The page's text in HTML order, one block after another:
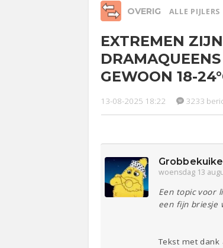
OVERIG ALLE PIJLERS
Entertainment
EXTREMEN
GEWOON 18-
13-08-2025 18:22 3233
woensdag 13
Een topic voor
een fijn briesje
Tekst met